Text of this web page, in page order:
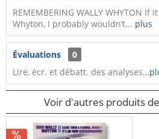
REMEMBERING WALLY WHYTON If
Whyton, I probably wouldn’t... plus
Évaluations
0
Lire, écr. et débatt. des analyses…
Voir d'autres produits